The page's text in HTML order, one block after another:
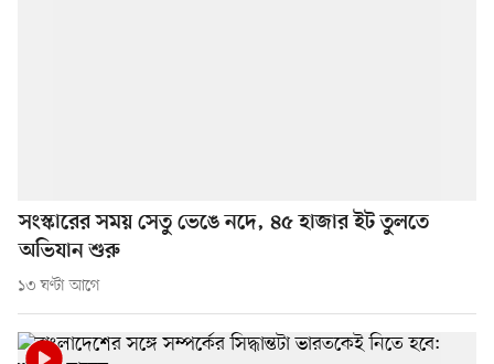
সংস্কারের সময় সেতু ভেঙে নদে, ৪৫ হাজার ইট তুলতে
অভিযান শুরু
১৩ ঘণ্টা আগে